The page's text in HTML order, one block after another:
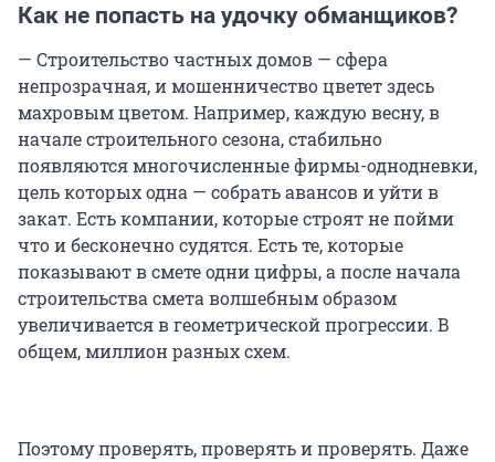
Как не попасть на удочку обманщиков?
— Строительство частных домов — сфера
непрозрачная, и мошенничество цветет здесь
махровым цветом. Например, каждую весну, в
начале строительного сезона, стабильно
появляются многочисленные фирмы-однодневки,
цель которых одна — собрать авансов и уйти в
закат. Есть компании, которые строят не пойми
что и бесконечно судятся. Есть те, которые
показывают в смете одни цифры, а после начала
строительства смета волшебным образом
увеличивается в геометрической прогрессии. В
общем, миллион разных схем.
Поэтому проверять, проверять и проверять. Даже